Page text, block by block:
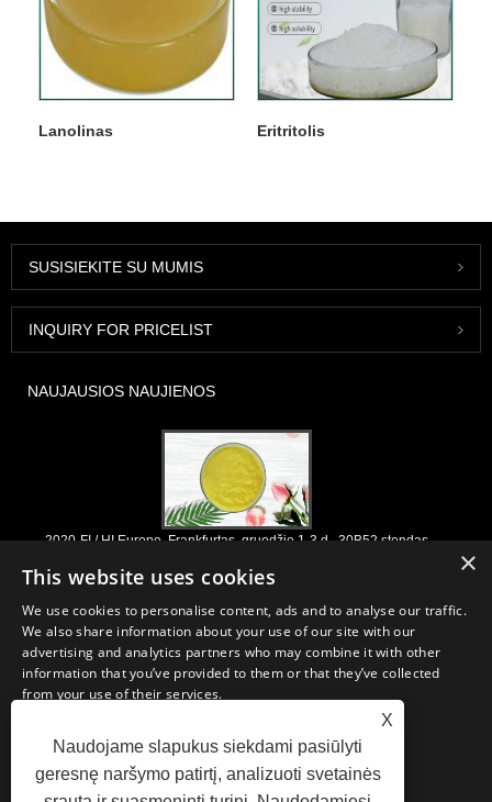
Lanolinas Eritritolis
SUSISIEKITE SU MUMIS
INQUIRY FOR PRICELIST
NAUJAUSIOS NAUJIENOS
2020-FI / HI Europe, Frankfurtas, gruodžio 1-3 d., 30B52 stendas
2021/03/30
Mes kuriame, platiname ir platiname pagrindinius ingredientus ir
produktus, skirtus maisto produktams, maisto papildams ir
funkcionalioms maisto ir gėrimų pramonei, pagaminti iš pirminių
gamybos įmonių Kinijoje, Japonijoje ir Korėjoje, kur turime ilgametę
patirtį ir esame labai gerai įsitvirtinę. Mūsų patirtis ir reputacija
apsirūpinant naudinga mūsų partneriams visame pasaulyje.
X
Naudojame slapukus siekdami pasiūlyti
geresnę naršymo patirtį, analizuoti svetainės
×
This website uses cookies
We use cookies to personalise content, ads and to analyse our traffic.
We also share information about your use of our site with our
advertising and analytics partners who may combine it with other
information that you’ve provided to them or that they’ve collected
from your use of their services.
PERFORMANCE
TARGETING FUNCTIONALITY